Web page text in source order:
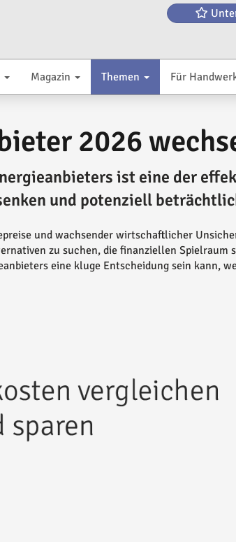
Magazin Themen Für
2026
ist eine der
und potenziell
und wachsender wirtschaftlicher
zu suchen, die finanziellen
eine kluge Entscheidung sein kann,